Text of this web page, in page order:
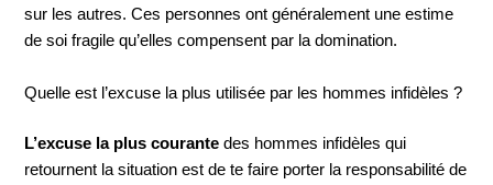
sur les autres. Ces personnes ont généralement une estime
de soi fragile qu’elles compensent par la domination.
Quelle est l’excuse la plus utilisée par les hommes infidèles ?
L’excuse la plus courante des hommes infidèles qui
retournent la situation est de te faire porter la responsabilité de